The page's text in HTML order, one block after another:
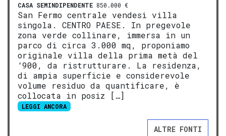
CASA SEMINDIPENDENTE 850.000 €
San Fermo centrale vendesi villa
singola. CENTRO PAESE. In pregevole
zona verde collinare, immersa in un
parco di circa 3.000 mq, proponiamo
originale villa della prima metà del
‘900, da ristrutturare. La residenza,
di ampia superficie e considerevole
volume residuo da quantificare, è
collocata in posiz […]
LEGGI ANCORA
ALTRE FONTI